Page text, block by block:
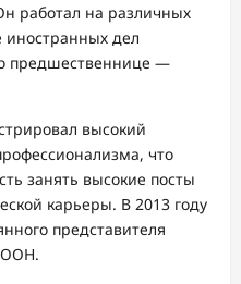
работал на различных
иностранных дел
предшественнице —
высокий
что
занять высокие посты
карьеры. В 2013 году
представителя
ООН.